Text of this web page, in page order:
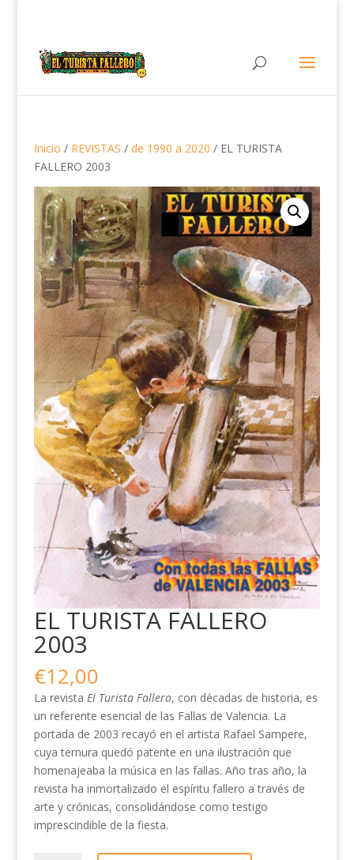
Inicio / REVISTAS / de 1990 a 2020 / EL TURISTA
FALLERO 2003
EL TURISTA FALLERO
2003
€12,00
La revista El Turista Fallero, con décadas de historia, es
un referente esencial de las Fallas de Valencia. La
portada de 2003 recayó en el artista Rafael Sampere,
cuya ternura quedó patente en una ilustración que
homenajeaba la música en las fallas. Año tras año, la
revista ha inmortalizado el espíritu fallero a través de
arte y crónicas, consolidándose como testigo
imprescindible de la fiesta.